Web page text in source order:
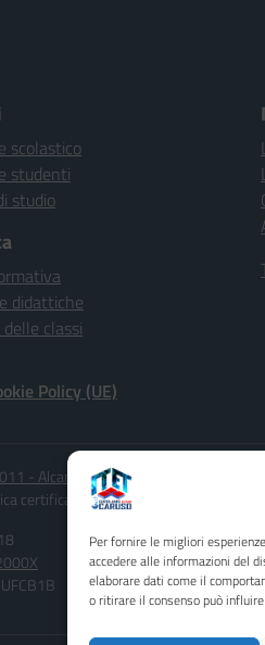
Per fornire le migliori
accedere alle informazioni del
elaborare dati come il
o ritirare il consenso può
scolastico
studenti
studio
didattiche
classi
Policy (UE)
- Alcamo (TP)
certificata (PEC):